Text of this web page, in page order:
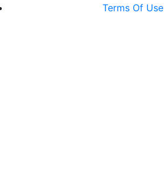
Terms Of Use